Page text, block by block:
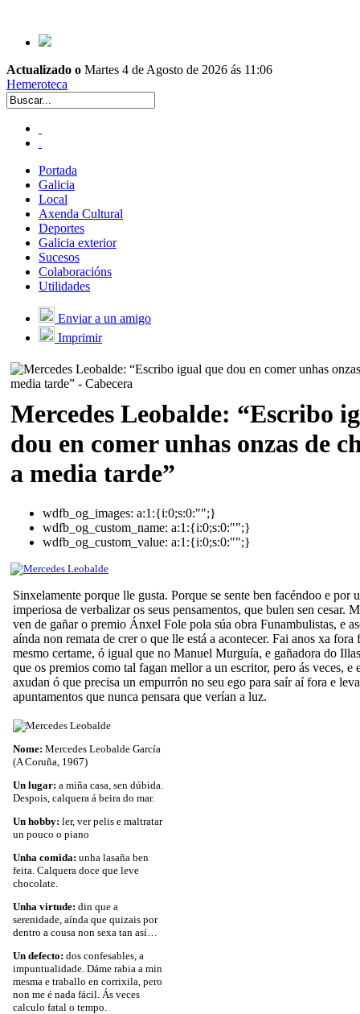
Actualizado o Martes 4 de Agosto de 2026 ás 11:06
Hemeroteca
Portada
Galicia
Local
Axenda Cultural
Deportes
Galicia exterior
Sucesos
Colaboracións
Utilidades
Enviar a un amigo
Imprimir
Mercedes Leobalde: “Escribo
dou en comer unhas onzas de
a media tarde”
wdfb_og_images: a:1:{i:0;s:0:"";}
wdfb_og_custom_name: a:1:{i:0;s:0:"";}
wdfb_og_custom_value: a:1:{i:0;s:0:"";}
Sinxelamente porque lle gusta. Porque se sente ben facéndoo e por
imperiosa de verbalizar os seus pensamentos, que bulen sen cesar.
ven de gañar o premio Ánxel Fole pola súa obra Funambulistas, e
aínda non remata de crer o que lle está a acontecer. Fai anos xa fora
mesmo certame, ó igual que no Manuel Murguía, e gañadora do
que os premios como tal fagan mellor a un escritor, pero ás veces, e
axudan ó que precisa un empurrón no seu ego para saír aí fora e
apuntamentos que nunca pensara que verían a luz.
Nome: Mercedes Leobalde García
(A Coruña, 1967)
Un lugar: a miña casa, sen dúbida.
Despois, calquera á beira do mar.
Un hobby: ler, ver pelis e maltratar
un pouco o piano
Unha comida: unha lasaña ben
feita. Calquera doce que leve
chocolate.
Unha virtude: din que a
serenidade, aínda que quizais por
dentro a cousa non sexa tan así…
Un defecto: dos confesables, a
impuntualidade. Dáme rabia a min
mesma e traballo en corrixila, pero
non me é nada fácil. Ás veces
calculo fatal o tempo.